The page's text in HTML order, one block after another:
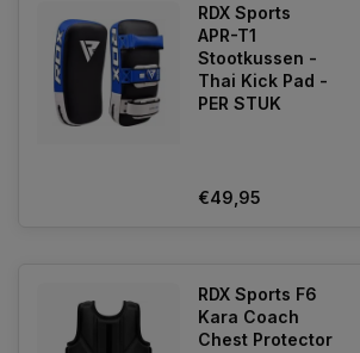
RDX Sports
APR-T1
Stootkussen -
Thai Kick Pad -
PER STUK
€49,95
RDX Sports F6
Kara Coach
Chest Protector